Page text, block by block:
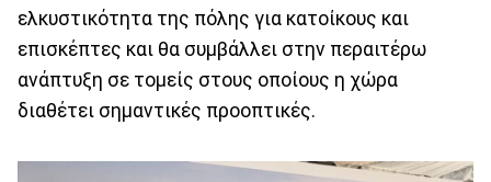
ελκυστικότητα της πόλης για κατοίκους και
επισκέπτες και θα συμβάλλει στην περαιτέρω
ανάπτυξη σε τομείς στους οποίους η χώρα
διαθέτει σημαντικές προοπτικές.